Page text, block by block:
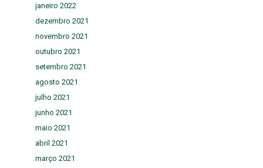
janeiro 2022
dezembro 2021
novembro 2021
outubro 2021
setembro 2021
agosto 2021
julho 2021
junho 2021
maio 2021
abril 2021
março 2021